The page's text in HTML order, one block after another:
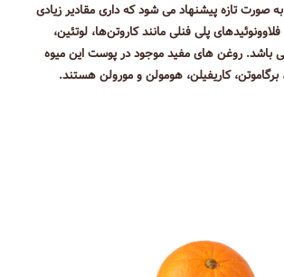
به صورت تازه پیشنهاد می شود که داری مقادیر زیادی
پلی فنلی مانند کاروتن‌ها، لوتئین،
می باشد. روغن های مفید موجود در پوست این میوه
کاریفیلن، هومولن و مورولن هستند.